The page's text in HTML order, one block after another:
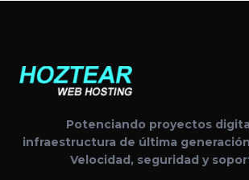
Potenciando proyectos
infraestructura de última
Velocidad, seguridad y